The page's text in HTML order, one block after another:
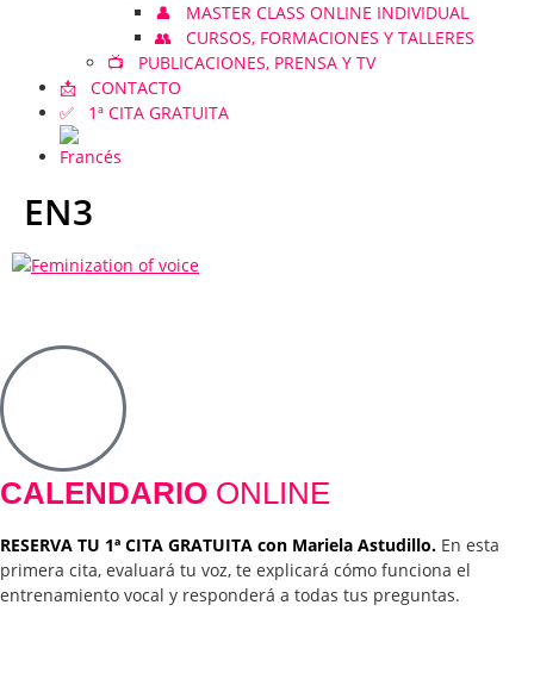
👤 MASTER CLASS ONLINE INDIVIDUAL
👥 CURSOS, FORMACIONES Y TALLERES
📺 PUBLICACIONES, PRENSA Y TV
📩 CONTACTO
✅ 1ª CITA GRATUITA
EN3
CALENDARIO ONLINE
RESERVA TU 1ª CITA GRATUITA con Mariela Astudillo. En esta
primera cita, evaluará tu voz, te explicará cómo funciona el
entrenamiento vocal y responderá a todas tus preguntas.